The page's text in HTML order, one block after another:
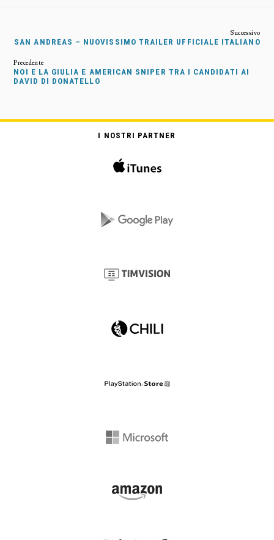
SAN ANDREAS – NUOVISSIMO TRAILER UFFICIALE ITALIANO
NOI E LA GIULIA E AMERICAN SNIPER TRA I CANDIDATI AI
DAVID DI DONATELLO
I NOSTRI PARTNER